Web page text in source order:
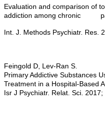
Evaluation and comparison of
addiction among chronic
Int. J. Methods Psychiatr. Res.
Feingold D, Lev-Ran S.
Primary Addictive Substances
Treatment in a Hospital-Based
Isr J Psychiatr. Relat. Sci. 2017;